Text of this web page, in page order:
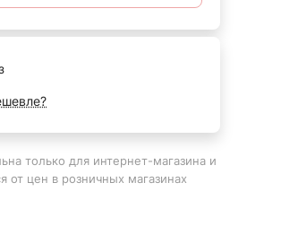
только для интернет-магазина и
от цен в розничных магазинах